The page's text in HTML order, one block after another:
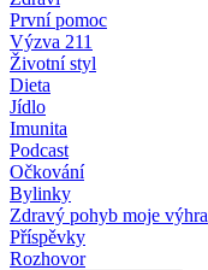
První pomoc
Výzva 211
Životní styl
Dieta
Jídlo
Imunita
Podcast
Očkování
Bylinky
Zdravý pohyb moje výhra
Příspěvky
Rozhovor